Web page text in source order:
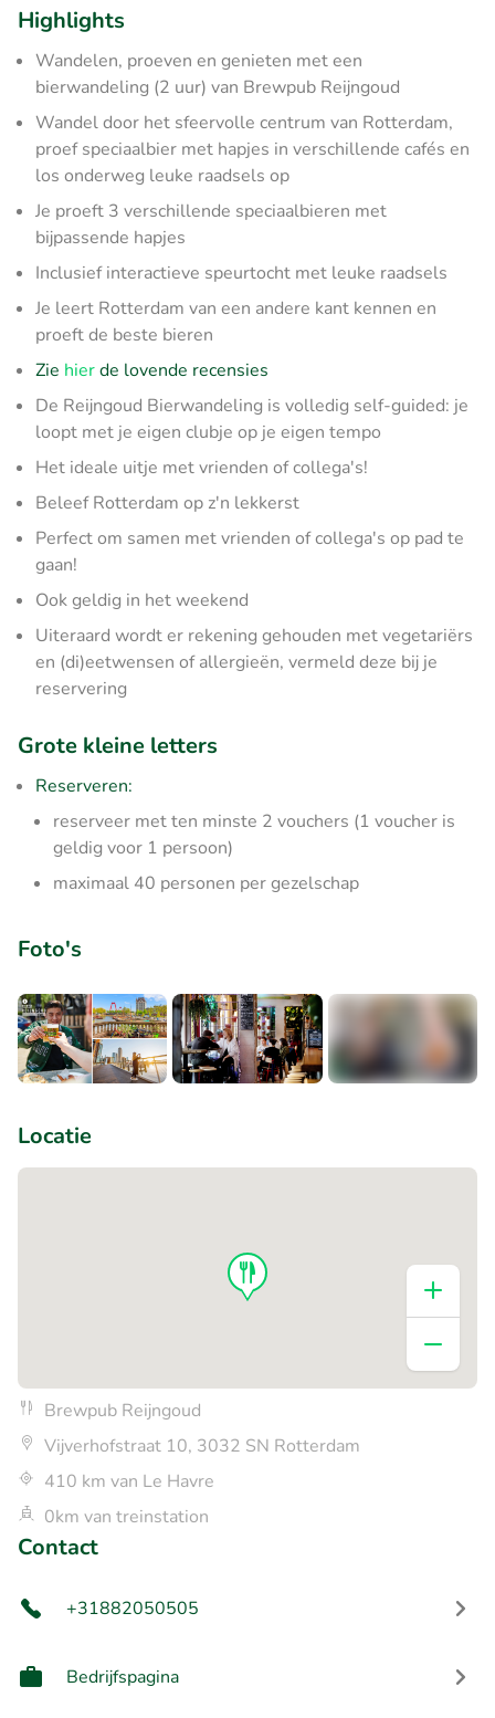
Highlights
Wandelen, proeven en genieten met een
bierwandeling (2 uur) van Brewpub Reijngoud
Wandel door het sfeervolle centrum van Rotterdam,
proef speciaalbier met hapjes in verschillende cafés en
los onderweg leuke raadsels op
Je proeft 3 verschillende speciaalbieren met
bijpassende hapjes
Inclusief interactieve speurtocht met leuke raadsels
Je leert Rotterdam van een andere kant kennen en
proeft de beste bieren
Zie hierde lovende recensies
De Reijngoud Bierwandeling is volledig self-guided: je
loopt met je eigen clubje op je eigen tempo
Het ideale uitje met vrienden of collega's!
Beleef Rotterdam op z'n lekkerst
Perfect om samen met vrienden of collega's op pad te
gaan!
Ook geldig in het weekend
Uiteraard wordt er rekening gehouden met vegetariërs
en (di)eetwensen of allergieën, vermeld deze bij je
reservering
Grote kleine letters
Reserveren:
reserveer met ten minste 2 vouchers (1 voucher is
geldig voor 1 persoon)
maximaal 40 personen per gezelschap
Foto's
Locatie
Brewpub Reijngoud
Vijverhofstraat 10, 3032 SN Rotterdam
410 km van Le Havre
0km van treinstation
Contact
+31882050505
Bedrijfspagina